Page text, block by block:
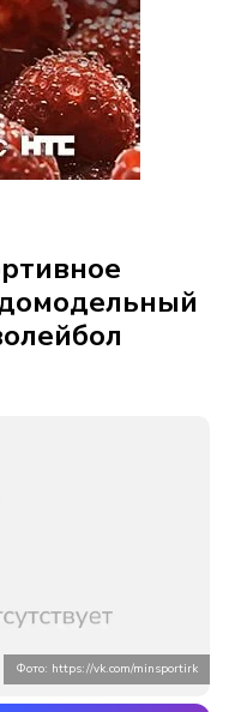
Фото: https://vk.com/minsportirk